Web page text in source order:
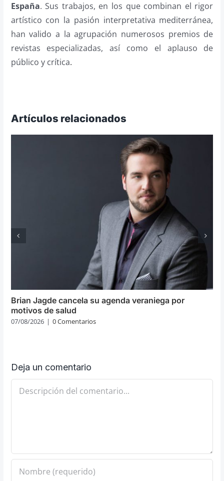
España. Sus trabajos, en los que combinan el rigor
artístico con la pasión interpretativa mediterránea,
han valido a la agrupación numerosos premios de
revistas especializadas, así como el aplauso de
público y crítica.
Artículos relacionados
Brian Jagde cancela su agenda veraniega por
motivos de salud
07/08/2026 | 0 Comentarios
Deja un comentario
Comentario